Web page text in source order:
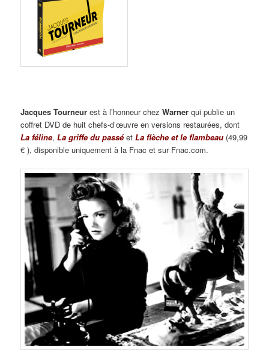
Jacques Tourneur est à l’honneur chezWarner qui publie un
coffret DVD de huit chefs-d’œuvre en versions restaurées, dont
La féline,La griffe du passéetLa flèche et le flambeau (49,99
€ ), disponible uniquement à la Fnac et sur Fnac.com.